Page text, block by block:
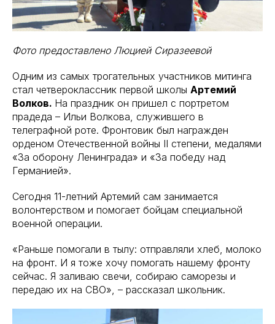
Фото предоставлено Люцией Сиразеевой
Одним из самых трогательных участников митинга
стал четвероклассник первой школы Артемий
Волков. На праздник он пришел с портретом
прадеда – Ильи Волкова, служившего в
телеграфной роте. Фронтовик был награжден
орденом Отечественной войны II степени, медалями
«За оборону Ленинграда» и «За победу над
Германией».
Сегодня 11-летний Артемий сам занимается
волонтерством и помогает бойцам специальной
военной операции.
«Раньше помогали в тылу: отправляли хлеб, молоко
на фронт. И я тоже хочу помогать нашему фронту
сейчас. Я заливаю свечи, собираю саморезы и
передаю их на СВО», – рассказал школьник.